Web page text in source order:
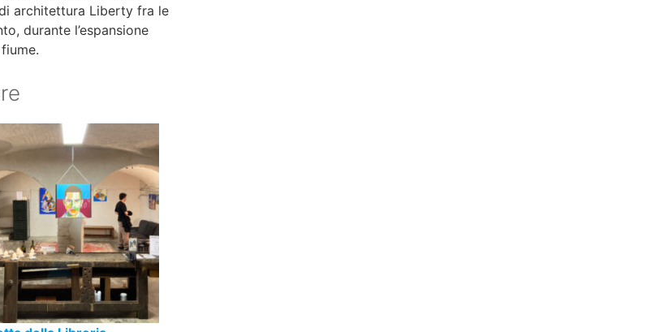
architettura Liberty fra le
durante l’espansione